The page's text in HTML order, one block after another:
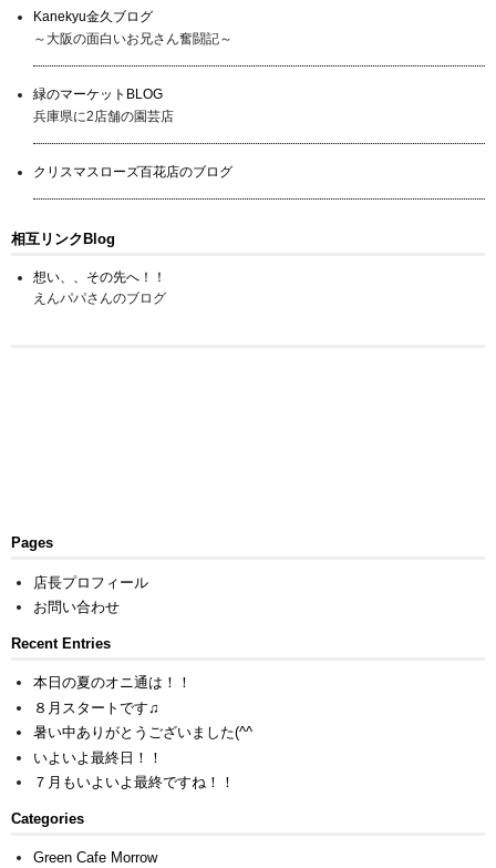
Kanekyu金久ブログ
～大阪の面白いお兄さん奮闘記～
緑のマーケットBLOG
兵庫県に2店舗の園芸店
クリスマスローズ百花店のブログ
相互リンクBlog
想い、、その先へ！！
えんパパさんのブログ
Pages
店長プロフィール
お問い合わせ
Recent Entries
本日の夏のオニ通は！！
８月スタートです♫
暑い中ありがとうございました(^^ゞ
いよいよ最終日！！
７月もいよいよ最終ですね！！
Categories
Green Cafe Morrow